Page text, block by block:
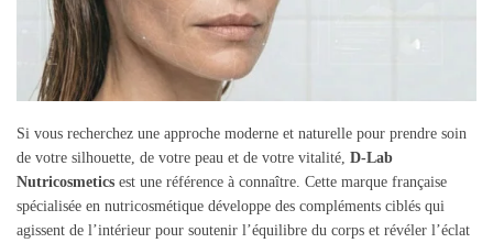
Si vous recherchez une approche moderne et naturelle pour prendre soin
de votre silhouette, de votre peau et de votre vitalité, D-Lab
Nutricosmetics est une référence à connaître. Cette marque française
spécialisée en nutricosmétique développe des compléments ciblés qui
agissent de l’intérieur pour soutenir l’équilibre du corps et révéler l’éclat